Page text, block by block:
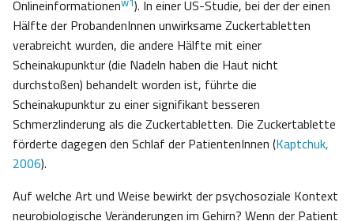
Onlineinformationen
). In einer US-Studie, bei der der einen
Hälfte der ProbandenInnen unwirksame Zuckertabletten
verabreicht wurden, die andere Hälfte mit einer
Scheinakupunktur (die Nadeln haben die Haut nicht
durchstoßen) behandelt worden ist, führte die
Scheinakupunktur zu einer signifikant besseren
Schmerzlinderung als die Zuckertabletten. Die Zuckertablette
förderte dagegen den Schlaf der PatientenInnen (Kaptchuk,
2006).
Auf welche Art und Weise bewirkt der psychosoziale Kontext
neurobiologische Veränderungen im Gehirn? Wenn der Patient